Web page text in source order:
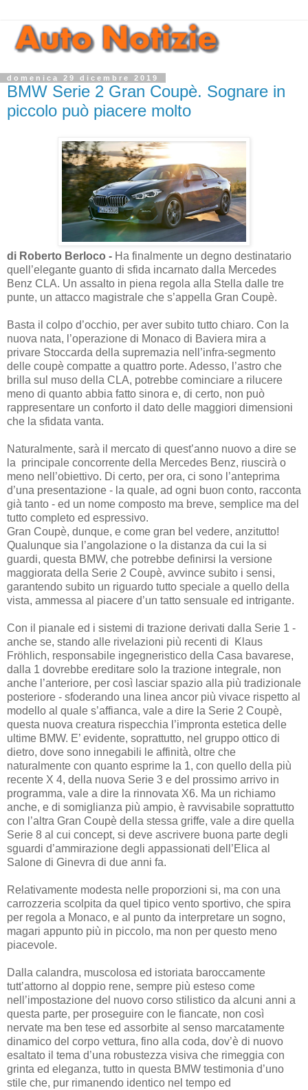
domenica 29 dicembre 2019
BMW Serie 2 Gran Coupè. Sognare in
piccolo può piacere molto
di Roberto Berloco - Ha finalmente un degno destinatario
quell’elegante guanto di sfida incarnato dalla Mercedes
Benz CLA. Un assalto in piena regola alla Stella dalle tre
punte, un attacco magistrale che s’appella Gran Coupè.
Basta il colpo d’occhio, per aver subito tutto chiaro. Con la
nuova nata, l’operazione di Monaco di Baviera mira a
privare Stoccarda della supremazia nell’infra-segmento
delle coupè compatte a quattro porte. Adesso, l’astro che
brilla sul muso della CLA, potrebbe cominciare a rilucere
meno di quanto abbia fatto sinora e, di certo, non può
rappresentare un conforto il dato delle maggiori dimensioni
che la sfidata vanta.
Naturalmente, sarà il mercato di quest’anno nuovo a dire se
la principale concorrente della Mercedes Benz, riuscirà o
meno nell’obiettivo. Di certo, per ora, ci sono l’anteprima
d’una presentazione - la quale, ad ogni buon conto, racconta
già tanto - ed un nome composto ma breve, semplice ma del
tutto completo ed espressivo.
Gran Coupè, dunque, e come gran bel vedere, anzitutto!
Qualunque sia l’angolazione o la distanza da cui la si
guardi, questa BMW, che potrebbe definirsi la versione
maggiorata della Serie 2 Coupè, avvince subito i sensi,
garantendo subito un riguardo tutto speciale a quello della
vista, ammessa al piacere d’un tatto sensuale ed intrigante.
Con il pianale ed i sistemi di trazione derivati dalla Serie 1 -
anche se, stando alle rivelazioni più recenti di Klaus
Fröhlich, responsabile ingegneristico della Casa bavarese,
dalla 1 dovrebbe ereditare solo la trazione integrale, non
anche l’anteriore, per così lasciar spazio alla più tradizionale
posteriore - sfoderando una linea ancor più vivace rispetto al
modello al quale s’affianca, vale a dire la Serie 2 Coupè,
questa nuova creatura rispecchia l’impronta estetica delle
ultime BMW. E’ evidente, soprattutto, nel gruppo ottico di
dietro, dove sono innegabili le affinità, oltre che
naturalmente con quanto esprime la 1, con quello della più
recente X 4, della nuova Serie 3 e del prossimo arrivo in
programma, vale a dire la rinnovata X6. Ma un richiamo
anche, e di somiglianza più ampio, è ravvisabile soprattutto
con l’altra Gran Coupè della stessa griffe, vale a dire quella
Serie 8 al cui concept, si deve ascrivere buona parte degli
sguardi d’ammirazione degli appassionati dell’Elica al
Salone di Ginevra di due anni fa.
Relativamente modesta nelle proporzioni si, ma con una
carrozzeria scolpita da quel tipico vento sportivo, che spira
per regola a Monaco, e al punto da interpretare un sogno,
magari appunto più in piccolo, ma non per questo meno
piacevole.
Dalla calandra, muscolosa ed istoriata baroccamente
tutt’attorno al doppio rene, sempre più esteso come
nell’impostazione del nuovo corso stilistico da alcuni anni a
questa parte, per proseguire con le fiancate, non così
nervate ma ben tese ed assorbite al senso marcatamente
dinamico del corpo vettura, fino alla coda, dov’è di nuovo
esaltato il tema d’una robustezza visiva che rimeggia con
grinta ed eleganza, tutto in questa BMW testimonia d’uno
stile che, pur rimanendo identico nel tempo ed